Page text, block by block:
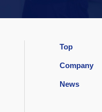
Top
Company
News